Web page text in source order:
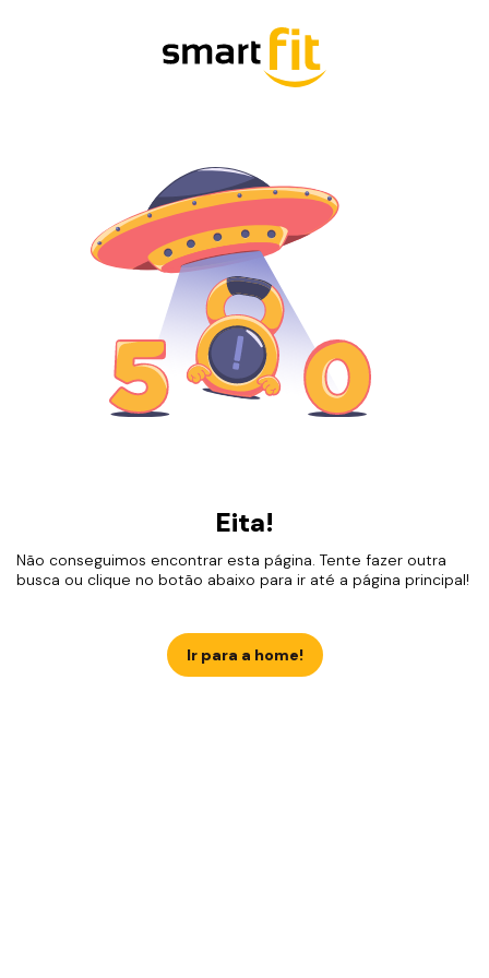
Eita!
Não conseguimos encontrar esta página. Tente fazer outra
busca ou clique no botão abaixo para ir até a página principal!
Ir para a home!